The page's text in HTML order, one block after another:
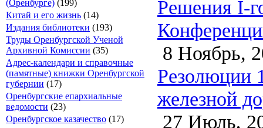
(Оренбурге) (199)
Китай и его жизнь (14)
Издания библиотеки (193)
Труды Оренбургской Ученой
Архивной Комиссии (35)
Адрес-календари и справочные
(памятные) книжки Оренбургской
губернии (17)
Оренбургские епархиальные
ведомости (23)
Оренбургское казачество (17)
Решения I-
8 Ноябрь,
Резолюции
железной
27 Июль,